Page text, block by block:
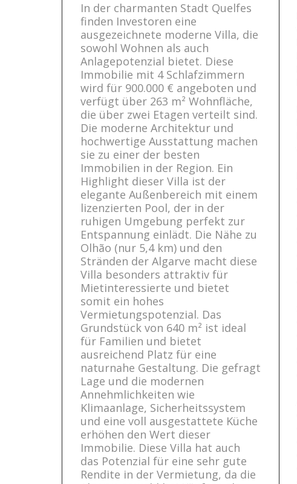
In der charmanten Stadt Quelfes
finden Investoren eine
ausgezeichnete moderne Villa, die
sowohl Wohnen als auch
Anlagepotenzial bietet. Diese
Immobilie mit 4 Schlafzimmern
wird für 900.000 € angeboten und
verfügt über 263 m² Wohnfläche,
die über zwei Etagen verteilt sind.
Die moderne Architektur und
hochwertige Ausstattung machen
sie zu einer der besten
Immobilien in der Region. Ein
Highlight dieser Villa ist der
elegante Außenbereich mit einem
lizenzierten Pool, der in der
ruhigen Umgebung perfekt zur
Entspannung einlädt. Die Nähe zu
Olhão (nur 5,4 km) und den
Stränden der Algarve macht diese
Villa besonders attraktiv für
Mietinteressierte und bietet
somit ein hohes
Vermietungspotenzial. Das
Grundstück von 640 m² ist ideal
für Familien und bietet
ausreichend Platz für eine
naturnahe Gestaltung. Die gefragt
Lage und die modernen
Annehmlichkeiten wie
Klimaanlage, Sicherheitssystem
und eine voll ausgestattete Küche
erhöhen den Wert dieser
Immobilie. Diese Villa hat auch
das Potenzial für eine sehr gute
Rendite in der Vermietung, da die